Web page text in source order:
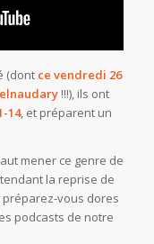
(dont ce vendredi 26
!!!), ils ont
14, et préparent un
mener ce genre de
la reprise de
vous dores
podcasts de notre